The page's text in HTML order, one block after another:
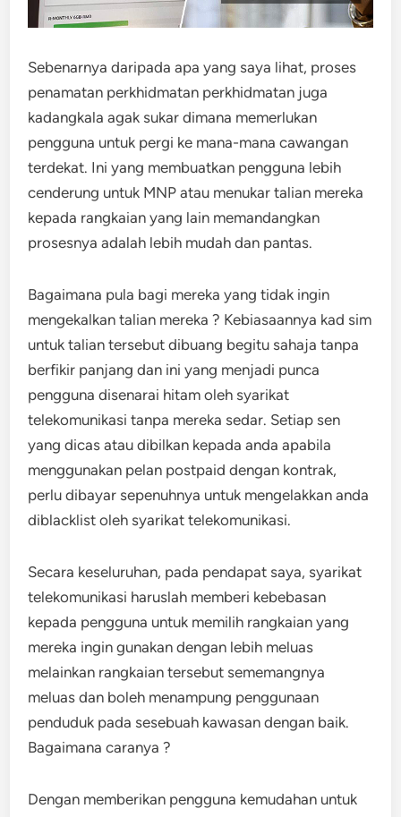
Sebenarnya daripada apa yang saya lihat, proses
penamatan perkhidmatan perkhidmatan juga
kadangkala agak sukar dimana memerlukan
pengguna untuk pergi ke mana-mana cawangan
terdekat. Ini yang membuatkan pengguna lebih
cenderung untuk MNP atau menukar talian mereka
kepada rangkaian yang lain memandangkan
prosesnya adalah lebih mudah dan pantas.
Bagaimana pula bagi mereka yang tidak ingin
mengekalkan talian mereka ? Kebiasaannya kad sim
untuk talian tersebut dibuang begitu sahaja tanpa
berfikir panjang dan ini yang menjadi punca
pengguna disenarai hitam oleh syarikat
telekomunikasi tanpa mereka sedar. Setiap sen
yang dicas atau dibilkan kepada anda apabila
menggunakan pelan postpaid dengan kontrak,
perlu dibayar sepenuhnya untuk mengelakkan anda
diblacklist oleh syarikat telekomunikasi.
Secara keseluruhan, pada pendapat saya, syarikat
telekomunikasi haruslah memberi kebebasan
kepada pengguna untuk memilih rangkaian yang
mereka ingin gunakan dengan lebih meluas
melainkan rangkaian tersebut sememangnya
meluas dan boleh menampung penggunaan
penduduk pada sesebuah kawasan dengan baik.
Bagaimana caranya ?
Dengan memberikan pengguna kemudahan untuk